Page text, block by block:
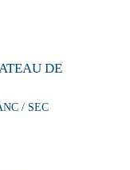
DE
/ SEC